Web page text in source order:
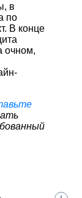
в
по
В конце
очном,